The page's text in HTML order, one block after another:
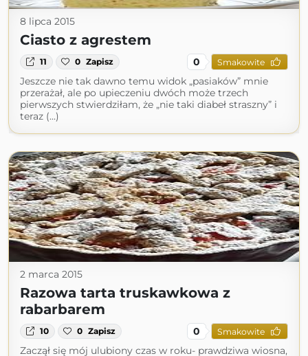
8 lipca 2015
Ciasto z agrestem
11 0 Zapisz 0 Smakowite
Jeszcze nie tak dawno temu widok „pasiaków” mnie
przerażał, ale po upieczeniu dwóch może trzech
pierwszych stwierdziłam, że „nie taki diabeł straszny” i
teraz (...)
2 marca 2015
Razowa tarta truskawkowa z
rabarbarem
10 0 Zapisz 0 Smakowite
Zaczął się mój ulubiony czas w roku- prawdziwa wiosna,